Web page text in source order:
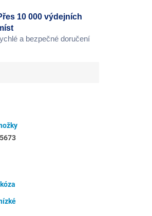
10 000 výdejních
a bezpečné doručení